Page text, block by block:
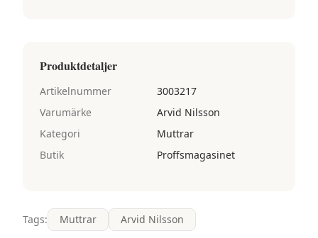
Produktdetaljer
Artikelnummer
3003217
Varumärke
Arvid Nilsson
Kategori
Muttrar
Butik
Proffsmagasinet
Tags: Muttrar Arvid Nilsson